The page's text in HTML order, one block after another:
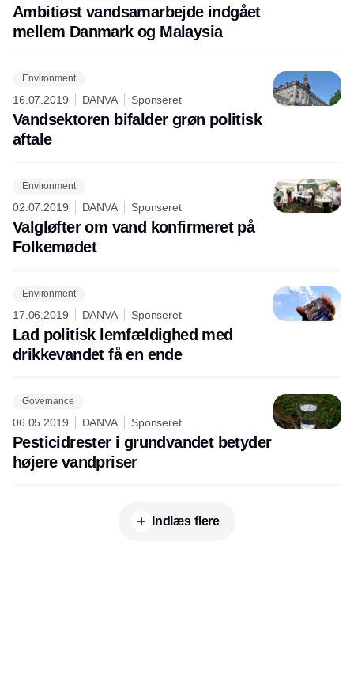
Ambitiøst vandsamarbejde indgået
mellem Danmark og Malaysia
Environment
16.07.2019 DANVA Sponseret
Vandsektoren bifalder grøn politisk
aftale
Environment
02.07.2019 DANVA Sponseret
Valgløfter om vand konfirmeret på
Folkemødet
Environment
17.06.2019 DANVA Sponseret
Lad politisk lemfældighed med
drikkevandet få en ende
Governance
06.05.2019 DANVA Sponseret
Pesticidrester i grundvandet betyder
højere vandpriser
Indlæs flere